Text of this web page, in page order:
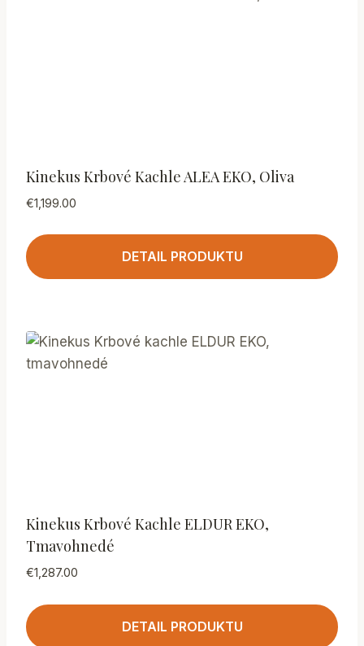
Kinekus Krbové Kachle ALEA EKO, Oliva
€1,199.00
DETAIL PRODUKTU
Kinekus Krbové Kachle ELDUR EKO,
Tmavohnedé
€1,287.00
DETAIL PRODUKTU